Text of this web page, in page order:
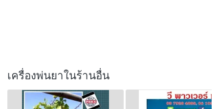
เครื่องพ่นยาในร้านอื่น